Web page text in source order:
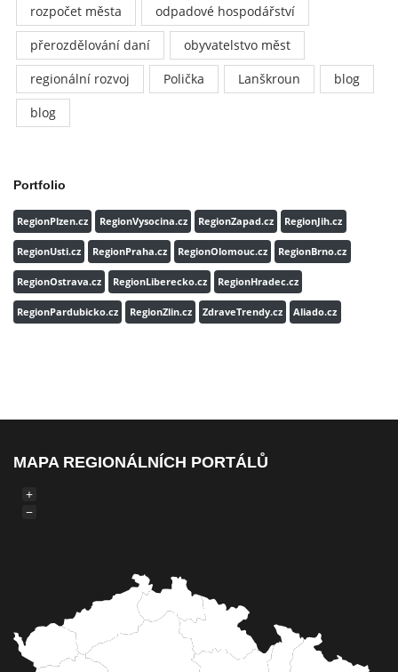
rozpočet města
odpadové hospodářství
přerozdělování daní
obyvatelstvo měst
regionální rozvoj
Polička Lanškroun
blog
blog
Portfolio
RegionPlzen.cz RegionVysocina.cz RegionZapad.cz RegionJih.cz
RegionUsti.cz RegionPraha.cz RegionOlomouc.cz RegionBrno.cz
RegionOstrava.cz RegionLiberecko.cz RegionHradec.cz
RegionPardubicko.cz RegionZlin.cz ZdraveTrendy.cz Aliado.cz
MAPA REGIONÁLNÍCH PORTÁLŮ
+
−